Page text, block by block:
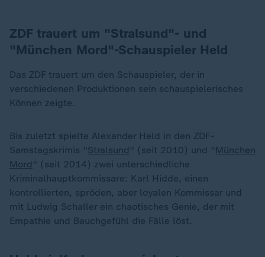
ZDF trauert um "Stralsund"- und
"München Mord"-Schauspieler Held
Das ZDF trauert um den Schauspieler, der in
verschiedenen Produktionen sein schauspielerisches
Können zeigte.
Bis zuletzt spielte Alexander Held in den ZDF-
Samstagskrimis "Stralsund " (seit 2010) und " München
Mord " (seit 2014) zwei unterschiedliche
Kriminalhauptkommissare: Karl Hidde, einen
kontrollierten, spröden, aber loyalen Kommissar und
mit Ludwig Schaller ein chaotisches Genie, der mit
Empathie und Bauchgefühl die Fälle löst.